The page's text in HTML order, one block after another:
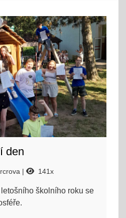
den
141x
školního roku se